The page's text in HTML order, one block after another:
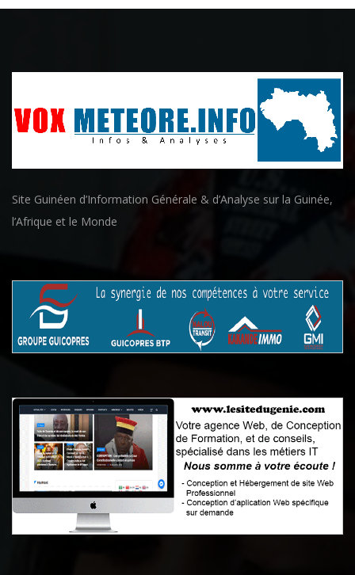
Site Guinéen d’Information Générale & d’Analyse sur la Guinée,
l’Afrique et le Monde